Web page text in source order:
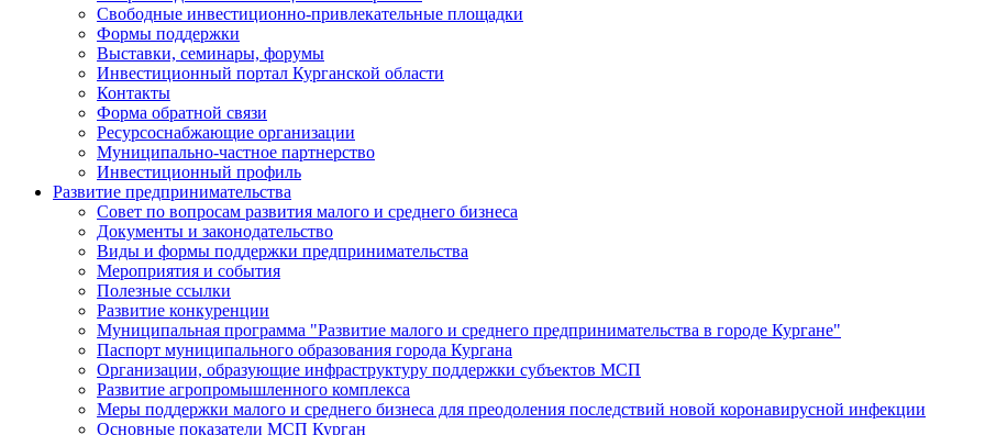
Свободные инвестиционно-привлекательные площадки
Формы поддержки
Выставки, семинары, форумы
Инвестиционный портал Курганской области
Контакты
Форма обратной связи
Ресурсоснабжающие организации
Муниципально-частное партнерство
Инвестиционный профиль
Развитие предпринимательства
Совет по вопросам развития малого и среднего бизнеса
Документы и законодательство
Виды и формы поддержки предпринимательства
Мероприятия и события
Полезные ссылки
Развитие конкуренции
Муниципальная программа "Развитие малого и среднего предпринимательства в городе Кургане"
Паспорт муниципального образования города Кургана
Организации, образующие инфраструктуру поддержки субъектов МСП
Развитие агропромышленного комплекса
Меры поддержки малого и среднего бизнеса для преодоления последствий новой коронавирусной инфекции
Основные показатели МСП Курган